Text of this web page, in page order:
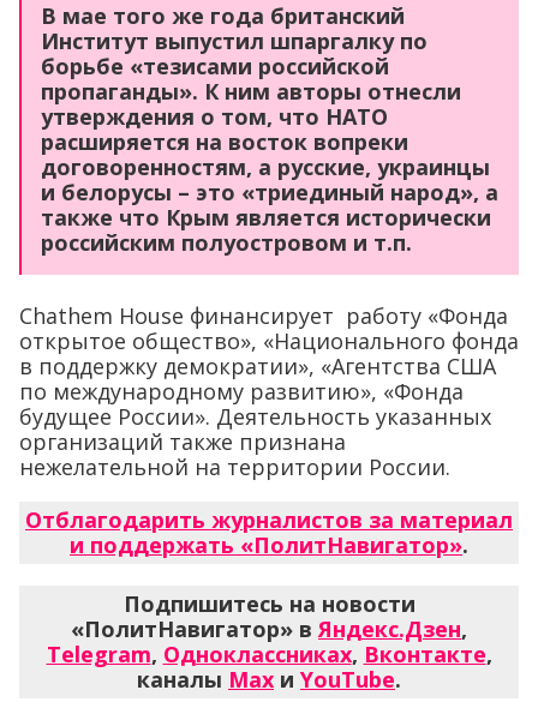
В мае того же года британский
Институт выпустил шпаргалку по
борьбе «тезисами российской
пропаганды». К ним авторы отнесли
утверждения о том, что НАТО
расширяется на восток вопреки
договоренностям, а русские, украинцы
и белорусы – это «триединый народ», а
также что Крым является исторически
российским полуостровом и т.п.
Chathem House финансирует работу «Фонда
открытое общество», «Национального фонда
в поддержку демократии», «Агентства США
по международному развитию», «Фонда
будущее России». Деятельность указанных
организаций также признана
нежелательной на территории России.
Отблагодарить журналистов за материал
и поддержать «ПолитНавигатор».
Подпишитесь на новости
«ПолитНавигатор» вЯндекс.Дзен,
Telegram, Одноклассниках, Вконтакте,
каналы Max и YouTube.